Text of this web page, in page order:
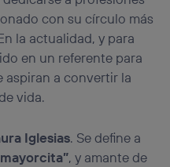
con su círculo más
la actualidad, y para
en un referente para
aspiran a convertir la
vida.
Iglesias. Se define a
, y amante de